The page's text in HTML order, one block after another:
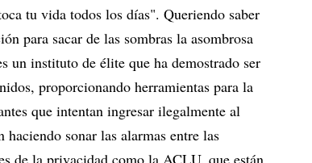
tu vida todos los días". Queriendo saber
para sacar de las sombras la asombrosa
un instituto de élite que ha demostrado ser
proporcionando herramientas para la
que intentan ingresar ilegalmente al
haciendo sonar las alarmas entre las